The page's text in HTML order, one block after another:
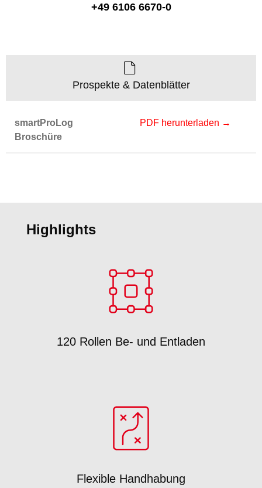
+49 6106 6670-0
Prospekte & Datenblätter
smartProLog
Broschüre
PDF herunterladen →
Highlights
120 Rollen Be- und Entladen
Flexible Handhabung